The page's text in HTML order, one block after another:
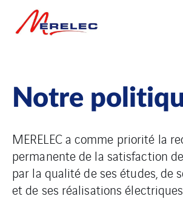
Notre
MERELEC a comme priorité la
permanente de la satisfaction
par la qualité de ses études, de
et de ses réalisations